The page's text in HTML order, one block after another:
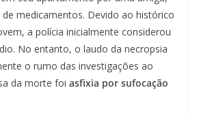
medicamentos. Devido ao histórico
a polícia inicialmente considerou
No entanto, o laudo da necropsia
o rumo das investigações ao
da morte foi asfixia por sufocação